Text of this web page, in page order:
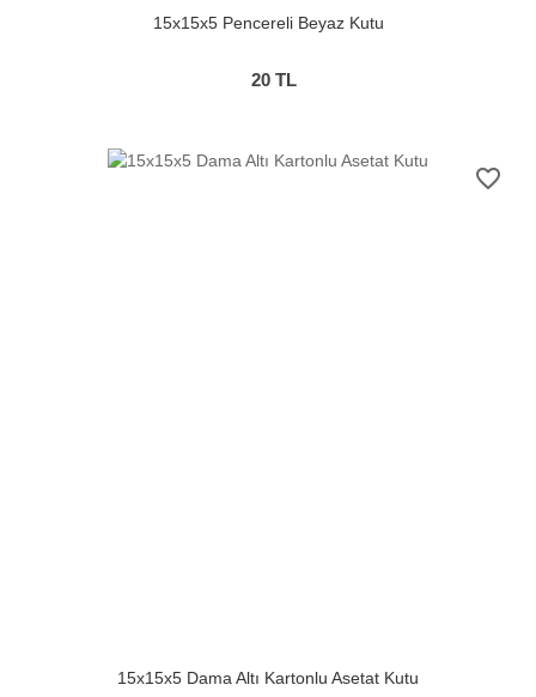
15x15x5 Pencereli Beyaz Kutu
20 TL
favorite_border
15x15x5 Dama Altı Kartonlu Asetat Kutu